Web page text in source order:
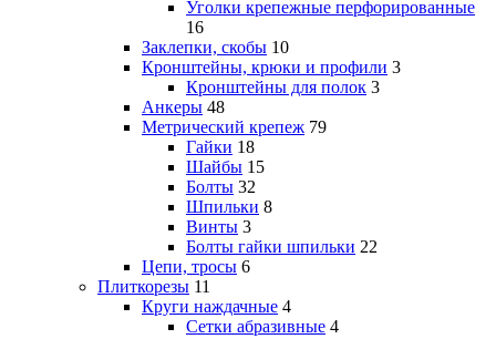
Уголки крепежные перфорированные
16
Заклепки, скобы 10
Кронштейны, крюки и профили 3
Кронштейны для полок 3
Анкеры 48
Метрический крепеж 79
Гайки 18
Шайбы 15
Болты 32
Шпильки 8
Винты 3
Болты гайки шпильки 22
Цепи, тросы 6
Плиткорезы 11
Круги наждачные 4
Сетки абразивные 4